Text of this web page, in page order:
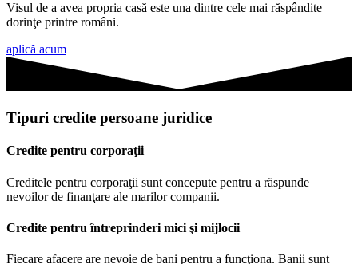
Visul de a avea propria casă este una dintre cele mai răspândite
dorinţe printre români.
aplică acum
Tipuri credite persoane juridice
Credite pentru corporaţii
Creditele pentru corporaţii sunt concepute pentru a răspunde
nevoilor de finanţare ale marilor companii.
Credite pentru întreprinderi mici şi mijlocii
Fiecare afacere are nevoie de bani pentru a funcţiona. Banii sunt